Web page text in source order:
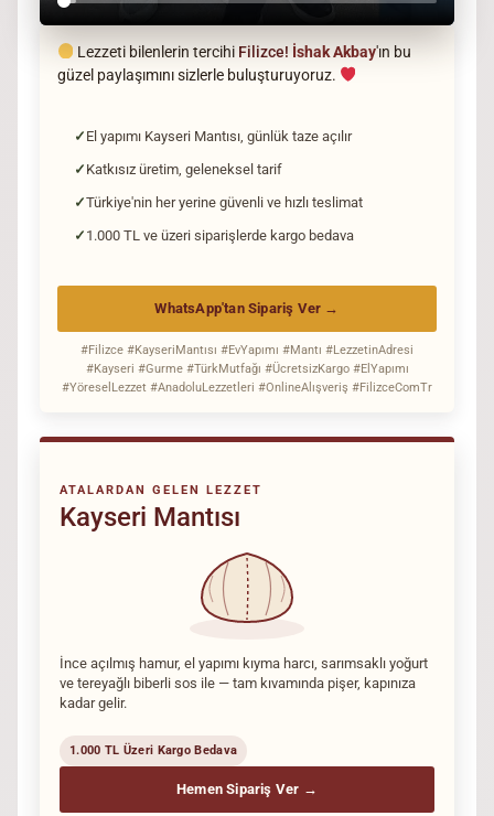
ATALARDAN GELEN LEZZET
Kayseri Mantısı
İnce açılmış hamur, el yapımı kıyma harcı, sarımsaklı yoğurt
ve tereyağlı biberli sos ile — tam kıvamında pişer, kapınıza
kadar gelir.
1.000 TL Üzeri Kargo Bedava
Hemen Sipariş Ver →
Lezzeti bilenlerin tercihi Filizce! İshak Akbay'ın bu
güzel paylaşımını sizlerle buluşturuyoruz.
El yapımı Kayseri Mantısı, günlük taze açılır
Katkısız üretim, geleneksel tarif
Türkiye'nin her yerine güvenli ve hızlı teslimat
1.000 TL ve üzeri siparişlerde kargo bedava
WhatsApp'tan Sipariş Ver →
#Filizce #KayseriMantısı #EvYapımı #Mantı #LezzetinAdresi
#Kayseri #Gurme #TürkMutfağı #ÜcretsizKargo #ElYapımı
#YöreselLezzet #AnadoluLezzetleri #OnlineAlışveriş #FilizceComTr